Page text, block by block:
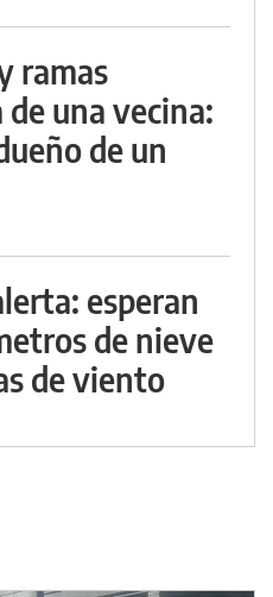
ramas
de una vecina:
de un
esperan
de nieve
de viento